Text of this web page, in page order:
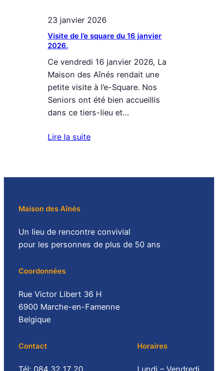
23 janvier 2026
Visite de l’e square du 16 janvier
2026.
Ce vendredi 16 janvier 2026, La
Maison des Aînés rendait une
petite visite à l’e-Square. Nos
Seniors ont été bien accueillis
dans ce tiers-lieu et…
Lire la suite
Maison des Aînés
Un lieu de rencontre convivial
pour les personnes de plus de 50 ans
Coordonnées
Rue Victor Libert 36 H
6900 Marche-en-Famenne
Belgique
Contact Horaires